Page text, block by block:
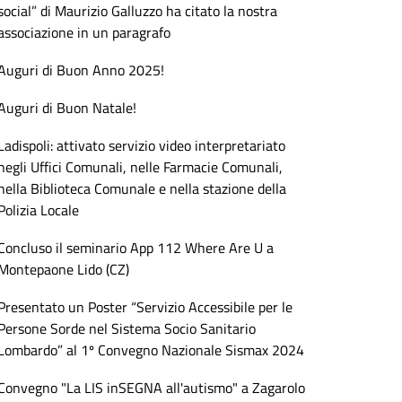
di Maurizio Galluzzo ha citato la nostra
in un paragrafo
di Buon Anno 2025!
di Buon Natale!
attivato servizio video interpretariato
Uffici Comunali, nelle Farmacie Comunali,
Biblioteca Comunale e nella stazione della
Locale
il seminario App 112 Where Are U a
Lido (CZ)
un Poster “Servizio Accessibile per le
Sorde nel Sistema Socio Sanitario
al 1º Convegno Nazionale Sismax 2024
"La LIS inSEGNA all'autismo" a Zagarolo